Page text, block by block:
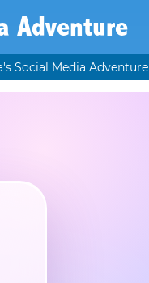
Adventure
Social Media Adventure